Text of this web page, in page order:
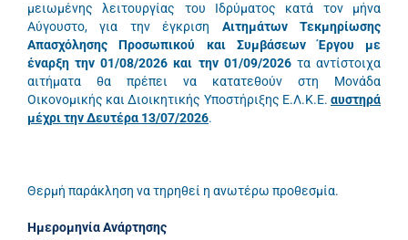
μειωμένης λειτουργίας του Ιδρύματος κατά τον μήνα
Αύγουστο, για την έγκριση Αιτημάτων Τεκμηρίωσης
Απασχόλησης Προσωπικού και
Συμβάσεων Έργου
με
έναρξη την 01/08/2026 και την 01/09/2026τα αντίστοιχα
αιτήματα θα πρέπει να κατατεθούν στη Μονάδα
Οικονομικής και Διοικητικής Υποστήριξης Ε.Λ.Κ.Ε. αυστηρά
μέχρι την Δευτέρα 13/07/2026.
Θερμή παράκληση να τηρηθεί η ανωτέρω προθεσμία.
Ημερομηνία Ανάρτησης